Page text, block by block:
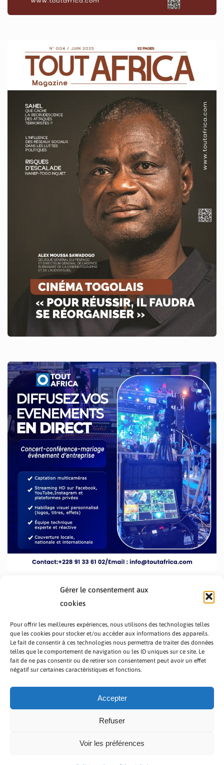
Gérer le consentement aux
cookies
Pour offrir les meilleures expériences, nous utilisons des technologies telles
que les cookies pour stocker et/ou accéder aux informations des appareils.
Le fait de consentir à ces technologies nous permettra de traiter des données
telles que le comportement de navigation ou les ID uniques sur ce site. Le
fait de ne pas consentir ou de retirer son consentement peut avoir un effet
négatif sur certaines caractéristiques et fonctions.
Accepter
Refuser
Voir les préférences
PRÉSENTATION TOUTAFRICA
A PROPOS
Copyright © 2023 TOUT AFRICA | Made by